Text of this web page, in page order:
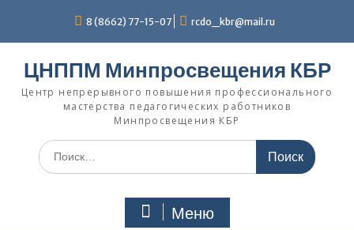
содержимому
8 (8662) 77-15-07 rcdo_kbr@mail.ru
ЦНППМ Минпросвещения КБР
Центр непрерывного повышения профессионального
мастерства педагогических работников
Минпросвещения КБР
Искать:
Меню